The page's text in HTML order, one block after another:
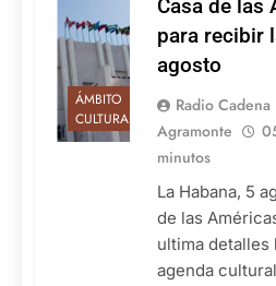
ÁMBITO
CULTURAL
Casa de las
para recibir
agosto
Radio Cadena
Agramonte
minutos
La Habana, 5
de las
ultima detalles
agenda